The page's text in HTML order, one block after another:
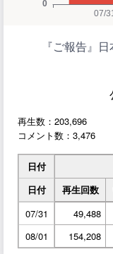
『ご報告』
再生数：203,696
コメント数：3,476
日付
日付
再生回数
07/31
49,488
08/01
154,208